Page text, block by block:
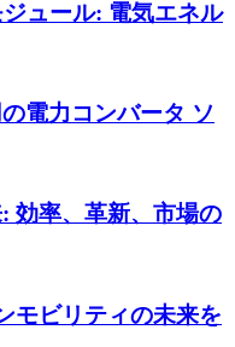
ュール: 電気エネル
電力コンバータ ソ
効率、革新、市場の
モビリティの未来を